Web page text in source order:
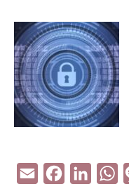
Email Facebook